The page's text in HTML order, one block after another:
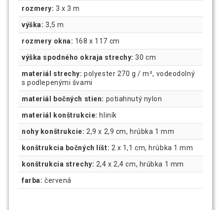
rozmery: 3 x 3 m
výška: 3,5 m
rozmery okna: 168 x 117 cm
výška spodného okraja strechy: 30 cm
materiál strechy: polyester 270 g / m², vodeodolný
s podlepenými švami
materiál bočných stien: potiahnutý nylon
materiál konštrukcie: hliník
nohy konštrukcie: 2,9 x 2,9 cm, hrúbka 1 mm
konštrukcia bočných líšt: 2 x 1,1 cm, hrúbka 1 mm
konštrukcia strechy: 2,4 x 2,4 cm, hrúbka 1 mm
farba: červená